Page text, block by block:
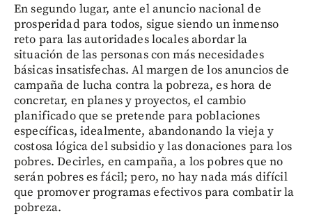
En segundo lugar, ante el anuncio nacional de
prosperidad para todos, sigue siendo un inmenso
reto para las autoridades locales abordar la
situación de las personas con más necesidades
básicas insatisfechas. Al margen de los anuncios de
campaña de lucha contra la pobreza, es hora de
concretar, en planes y proyectos, el cambio
planificado que se pretende para poblaciones
específicas, idealmente, abandonando la vieja y
costosa lógica del subsidio y las donaciones para los
pobres. Decirles, en campaña, a los pobres que no
serán pobres es fácil; pero, no hay nada más difícil
que promover programas efectivos para combatir la
pobreza.